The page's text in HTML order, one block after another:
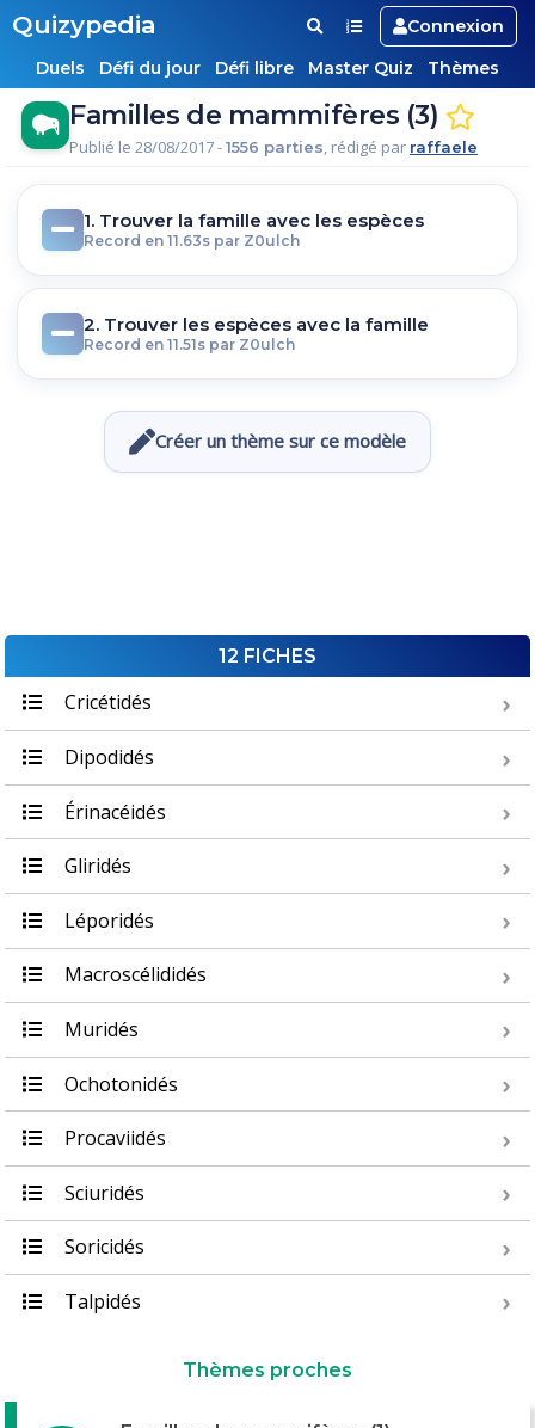
Quizypedia
Connexion
Duels
Défi du jour Défi libre Master Quiz Thèmes
Familles de mammifères (3)
Publié le 28/08/2017 -1556 parties, rédigé par raffaele
1. Trouver la famille avec les espèces
Record en 11.63s par Z0ulch
2. Trouver les espèces avec la famille
Record en 11.51s par Z0ulch
Créer un thème sur ce modèle
12 FICHES
Cricétidés
Dipodidés
Érinacéidés
Gliridés
Léporidés
Macroscélididés
Muridés
Ochotonidés
Procaviidés
Sciuridés
Soricidés
Talpidés
Thèmes proches